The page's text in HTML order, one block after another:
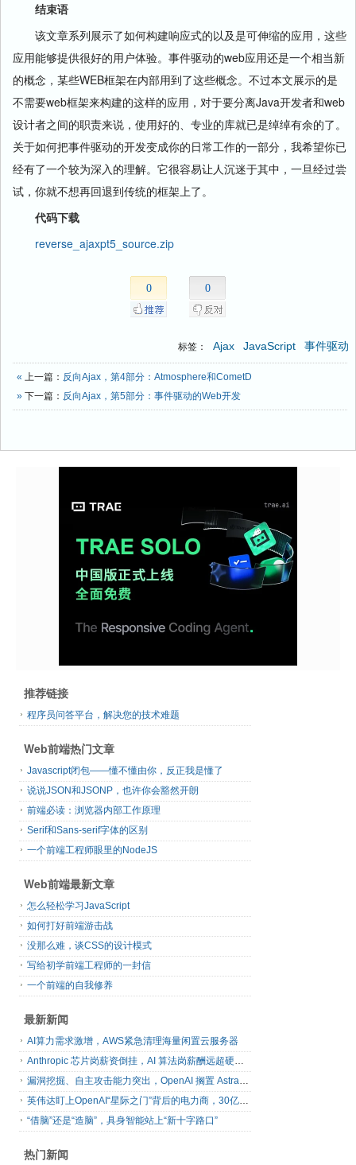
结束语
该文章系列展示了如何构建响应式的以及是可伸缩的应用，这些
应用能够提供很好的用户体验。事件驱动的web应用还是一个相当新
的概念，某些WEB框架在内部用到了这些概念。不过本文展示的是
不需要web框架来构建的这样的应用，对于要分离Java开发者和web
设计者之间的职责来说，使用好的、专业的库就已是绰绰有余的了。
关于如何把事件驱动的开发变成你的日常工作的一部分，我希望你已
经有了一个较为深入的理解。它很容易让人沉迷于其中，一旦经过尝
试，你就不想再回退到传统的框架上了。
代码下载
reverse_ajaxpt5_source.zip
0 0
标签： Ajax JavaScript 事件驱动
« 上一篇： 反向Ajax，第4部分：Atmosphere和CometD
» 下一篇： 反向Ajax，第5部分：事件驱动的Web开发
推荐链接
程序员问答平台，解决您的技术难题
Web前端热门文章
Javascript闭包——懂不懂由你，反正我是懂了
说说JSON和JSONP，也许你会豁然开朗
前端必读：浏览器内部工作原理
Serif和Sans-serif字体的区别
一个前端工程师眼里的NodeJS
Web前端最新文章
怎么轻松学习JavaScript
如何打好前端游击战
没那么难，谈CSS的设计模式
写给初学前端工程师的一封信
一个前端的自我修养
最新新闻
AI算力需求激增，AWS紧急清理海量闲置云服务器
Anthropic 芯片岗薪资倒挂，AI 算法岗薪酬远超硬件工程师
漏洞挖掘、自主攻击能力突出，OpenAI 搁置 Astra 模型发布
英伟达盯上OpenAI“星际之门”背后的电力商，30亿美元直接入股
“借脑”还是“造脑”，具身智能站上“新十字路口”
热门新闻